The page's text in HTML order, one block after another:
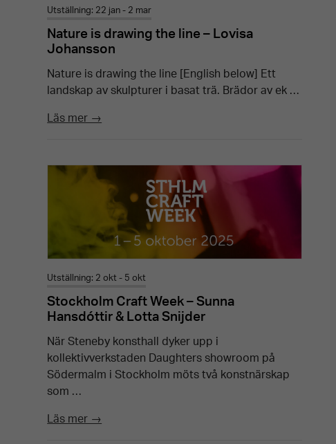
Utställning: 22 jan - 2 mar
Nature is drawing the line – Lovisa
Johansson
Nature is drawing the line [English below] Ett
landskap av skulpturer i basat trä. Brädor av ek …
Läs mer →
Utställning: 2 okt - 5 okt
Stockholm Craft Week – Sunna
Hansdóttir & Lotta Snijder
När Steneby konsthall dyker upp i
kollektivverkstaden Daughters showroom på
Södermalm i Stockholm möts två konstnärskap
som …
Läs mer →